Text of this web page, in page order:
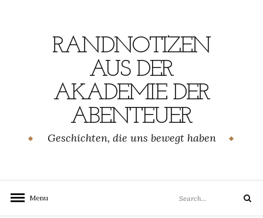
RANDNOTIZEN
AUS DER
AKADEMIE DER
ABENTEUER
Geschichten, die uns bewegt haben
Menu
for:
Search